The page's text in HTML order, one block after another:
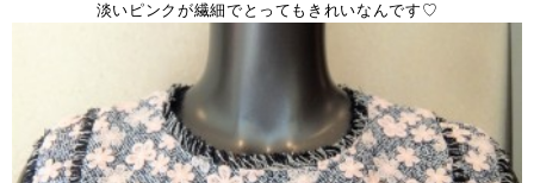
淡いピンクが繊細でとってもきれいなんです♡